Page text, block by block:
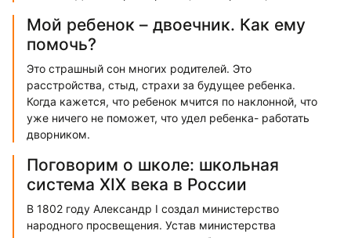
Мой ребенок – двоечник. Как ему
помочь?
Это страшный сон многих родителей. Это
расстройства, стыд, страхи за будущее ребенка.
Когда кажется, что ребенок мчится по наклонной, что
уже ничего не поможет, что удел ребенка- работать
дворником.
Поговорим о школе: школьная
система XIX века в России
В 1802 году Александр I создал министерство
народного просвещения. Устав министерства